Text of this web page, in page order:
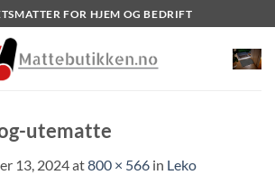
FOR HJEM OG BEDRIFT
utematte
13, 2024at800 × 566 in Leko